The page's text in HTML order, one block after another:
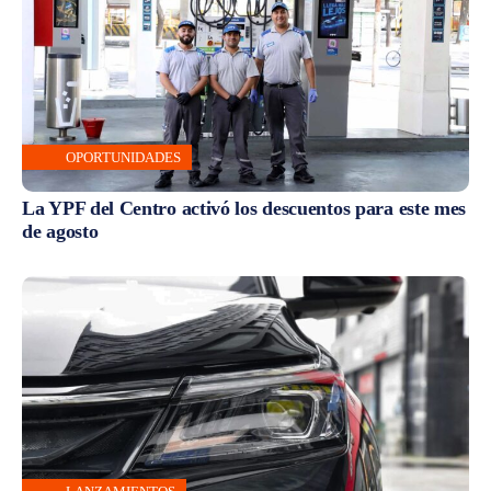
OPORTUNIDADES
La YPF del Centro activó los descuentos para este mes
de agosto